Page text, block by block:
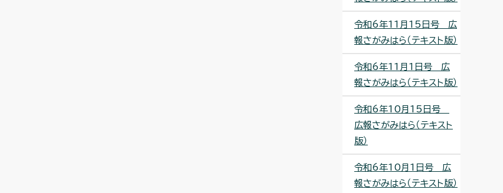
令和6年11月15日号 広
報さがみはら（テキスト版）
令和6年11月1日号 広
報さがみはら（テキスト版）
令和6年10月15日号
広報さがみはら（テキスト
版）
令和6年10月1日号 広
報さがみはら（テキスト版）